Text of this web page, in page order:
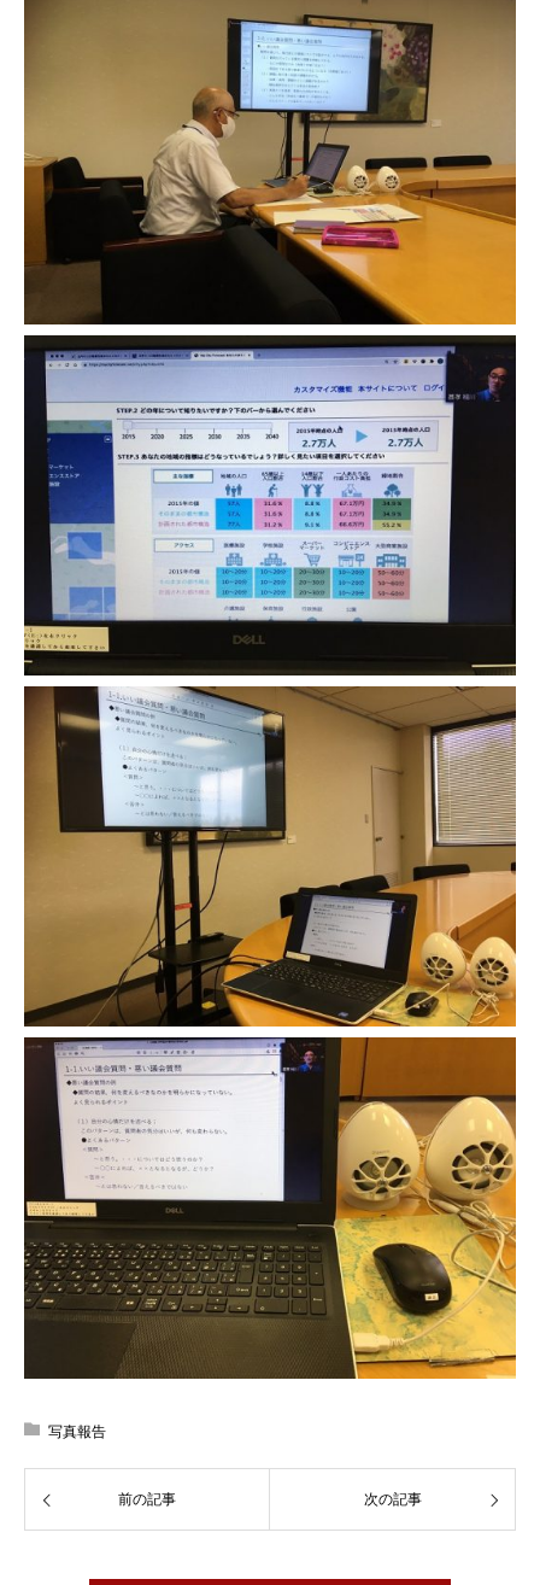
写真報告
前の記事 次の記事